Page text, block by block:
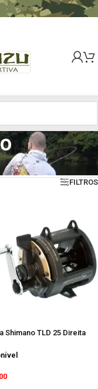
todos os 2 resultados
FILTROS
Shimano TLD 25 Direita